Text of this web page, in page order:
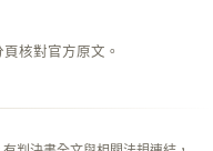
核對官方原文。